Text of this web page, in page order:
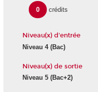
0 crédits
Niveau(x) d'entrée
Niveau 4 (Bac)
Niveau(x) de sortie
Niveau 5 (Bac+2)